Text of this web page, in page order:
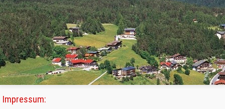
Impressum: